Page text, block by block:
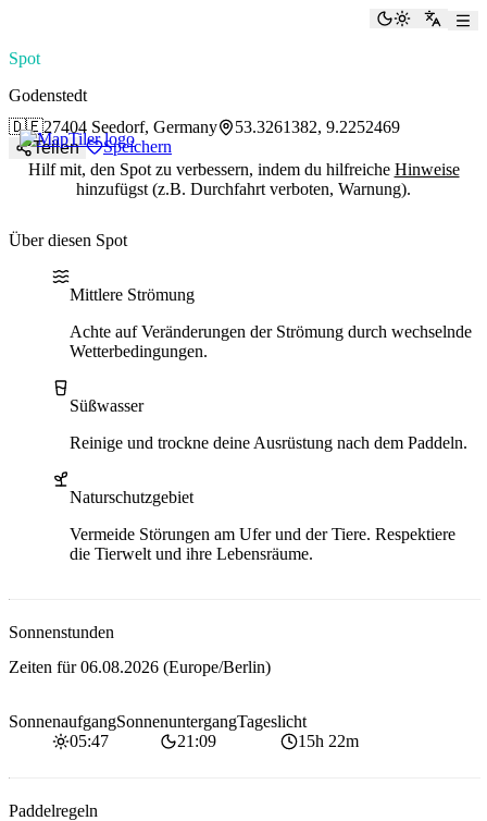
Zu
Spot
Godenstedt
🇩🇪27404 Seedorf, Germany
53.3261382, 9.2252469
Teilen
Speichern
Hilf mit, den Spot zu verbessern, indem du hilfreiche Hinweise
hinzufügst (z.B. Durchfahrt verboten, Warnung).
Über diesen Spot
Water current
Mittlere Strömung
Achte auf Veränderungen der Strömung durch wechselnde
Wetterbedingungen.
Water type
Süßwasser
Reinige und trockne deine Ausrüstung nach dem Paddeln.
Naturschutzgebiet
Naturschutzgebiet
Vermeide Störungen am Ufer und der Tiere. Respektiere
die Tierwelt und ihre Lebensräume.
Sonnenstunden
Zeiten für06.08.2026 (Europe/Berlin)
Sonnenaufgang
05:47
Sonnenuntergang
21:09
Tageslicht
15h 22m
Paddelregeln